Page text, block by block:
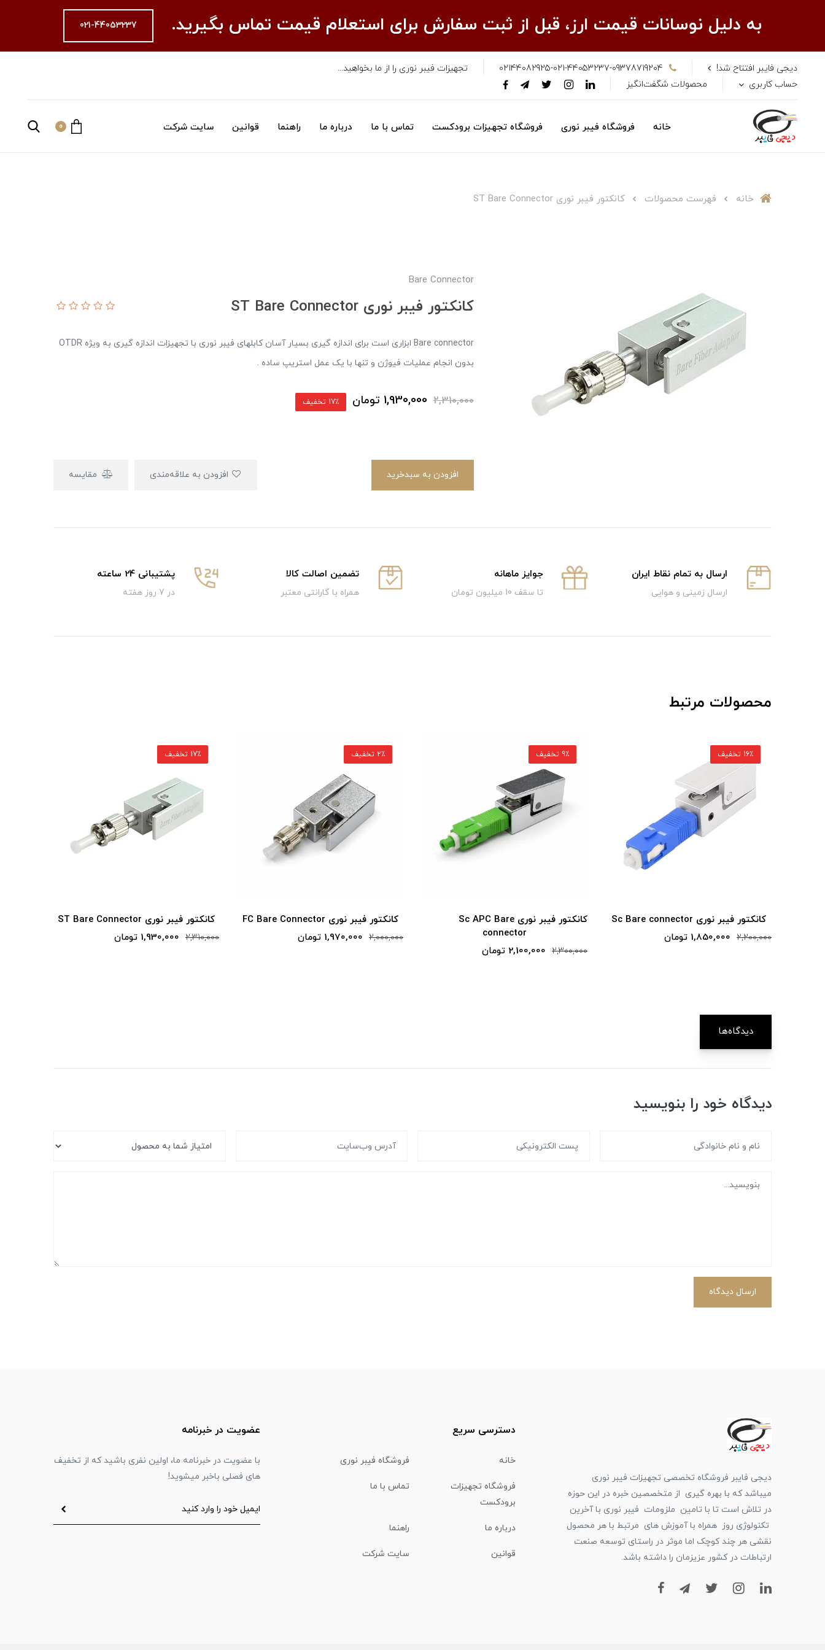
به دلیل نوسانات قیمت ارز، قبل از ثبت سفارش برای استعلام قیمت تماس بگیرید. 021-44053237
دیجی فایبر افتتاح شد! 02144082925-021-44053237-09378719204
تجهیزات فیبر نوری را از ما بخواهید...
حساب کاربری
محصولات شگفت‌انگیز
خانه فروشگاه فیبر نوری فروشگاه تجهیزات برودکست تماس با ما درباره ما راهنما قوانین سایت شرکت 0
خانه فهرست محصولات کانکتور فیبر نوری ST Bare Connector
Bare Connector
کانکتور فیبر نوری ST Bare Connector
Bare connector ابزاری است برای اندازه گیری بسیار آسان کابلهای فیبر نوری با تجهیزات اندازه گیری به ویژه OTDR
بدون انجام عملیات فیوژن و تنها با یک عمل استریپ ساده .
2,310,000
1,930,000 تومان 17٪ تخفیف
افزودن به سبدخرید مقایسه
ارسال به تمام نقاط ایران
ارسال زمینی و هوایی
جوایز ماهانه
تا سقف 10 میلیون تومان
تضمین اصالت کالا
همراه با گارانتی معتبر
پشتیبانی 24 ساعته
در 7 روز هفته
محصولات مرتبط
کانکتور فیبر نوری Sc Bare connector
2,200,000 1,850,000 تومان
16٪ تخفیف
کانکتور فیبر نوری Sc APC Bare
connector
2,300,000 2,100,000 تومان
9٪ تخفیف
کانکتور فیبر نوری FC Bare Connector
2,000,000 1,970,000 تومان
2٪ تخفیف
کانکتور فیبر نوری ST Bare Connector
2,310,000 1,930,000 تومان
17٪ تخفیف
دیدگاه‌ها
دیدگاه خود را بنویسید
ارسال دیدگاه
دیجی فایبر فروشگاه تخصصی تجهیزات فیبر نوری
میباشد که با بهره گیری از متخصصین خبره در این حوزه
در تلاش است تا با تامین ملزومات فیبر نوری با آخرین
تکنولوژی روز همراه با آموزش های مرتبط با هر محصول
نقشی هر چند کوچک اما موثر در راستای توسعه صنعت
ارتباطات در کشور عزیزمان را داشته باشد.
دسترسی سریع
خانه فروشگاه فیبر نوری
فروشگاه تجهیزات
برودکست
تماس با ما
درباره ما راهنما
قوانین سایت شرکت
عضویت در خبرنامه
با عضویت در خبرنامه ما، اولین نفری باشید که از تخفیف
های فصلی باخبر میشوید!